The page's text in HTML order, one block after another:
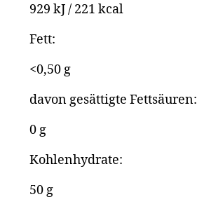
929 kJ / 221 kcal
Fett:
<0,50 g
davon gesättigte Fettsäuren:
0 g
Kohlenhydrate:
50 g